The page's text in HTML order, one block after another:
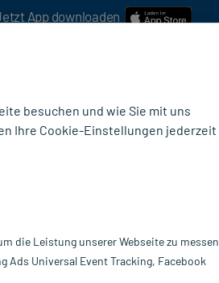
App downloaden
Mindestbestellwert!
besuchen und wie Sie mit uns
Ihre Cookie-Einstellungen jederzeit
die Leistung unserer Webseite zu messen
Ads Universal Event Tracking, Facebook